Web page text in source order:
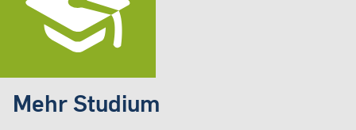
Mehr Studium